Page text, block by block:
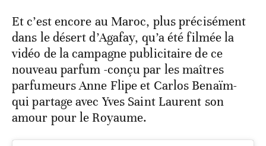
Et c’est encore au Maroc, plus précisément
dans le désert d’Agafay, qu’a été filmée la
vidéo de la campagne publicitaire de ce
nouveau parfum -conçu par les maîtres
parfumeurs Anne Flipe et Carlos Benaïm-
qui partage avec Yves Saint Laurent son
amour pour le Royaume.